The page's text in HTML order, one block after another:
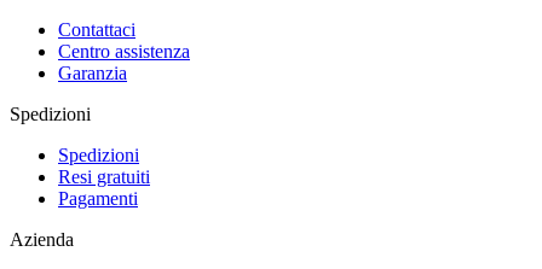
Contattaci
Centro assistenza
Garanzia
Spedizioni
Spedizioni
Resi gratuiti
Pagamenti
Azienda